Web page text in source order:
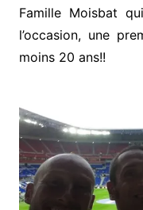
Famille Moisbat
l’occasion, une
moins 20 ans!!